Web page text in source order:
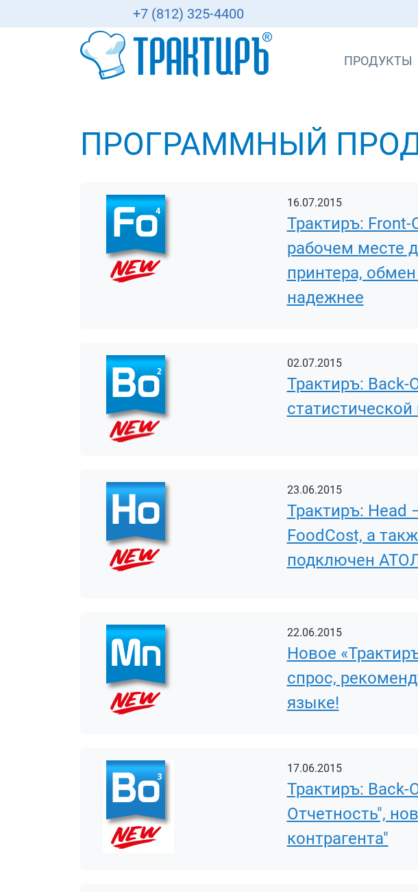
+7 (812) 325-4400
ПРОДУКТЫ
ПРОГРАММНЫЙ
16.07.2015
Трактиръ:
рабочем месте
принтера,
надежнее
02.07.2015
Трактиръ:
23.06.2015
Трактиръ: Head
FoodCost, а
подключен
22.06.2015
Новое
спрос,
языке!
17.06.2015
Трактиръ: Back-
Отчетность",
контрагента"